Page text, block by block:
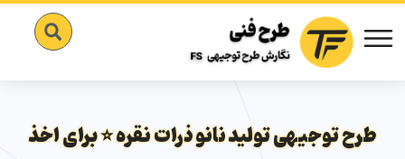
طرح توجیهی تولید نانو ذرات نقره ⭐️ برای اخذ